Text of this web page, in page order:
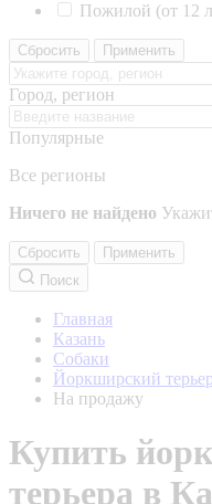
Пожилой (от 12
Сбросить Применить
Город, регион
Популярные
Все регионы
Ничего не найдено
Сбросить
Применить
Поиск
Главная
Казань
Собаки
Йоркширский терьер
На продажу
Купить
терьера в